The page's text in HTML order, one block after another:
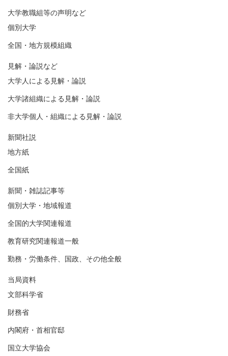
大学教職組等の声明など
個別大学
全国・地方規模組織
見解・論説など
大学人による見解・論説
大学諸組織による見解・論説
非大学個人・組織による見解・論説
新聞社説
地方紙
全国紙
新聞・雑誌記事等
個別大学・地域報道
全国的大学関連報道
教育研究関連報道一般
勤務・労働条件、国政、その他全般
当局資料
文部科学省
財務省
内閣府・首相官邸
国立大学協会